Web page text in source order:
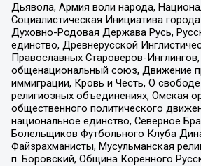
Дьявола, Армия воли народа,
Социалистическая Инициатива
Духовно-Родовая Держава Русь,
единство, Древнерусской
Православных Староверов-Инглингов,
общенациональный союз, Движение
иммиграции, Кровь и Честь, О
религиозных объединениях, Омская
общественного политического
национальное единство, Северное
Болельщиков Футбольного Клуба
Файзрахманисты, Мусульманская
п. Боровский, Община Коренного